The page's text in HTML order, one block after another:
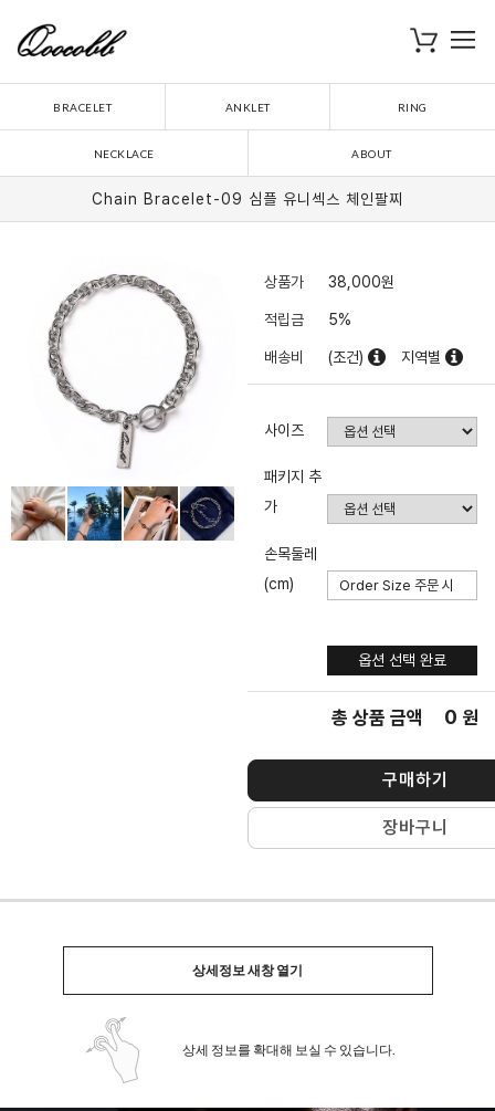
장바구니
BRACELET ANKLET RING
NECKLACE ABOUT
Chain Bracelet-09 심플 유니섹스 체인팔찌
상품가 38,000원
적립금 5%
배송비 (조건) 지역별
사이즈
패키지 추
가
손목둘레
(cm)
옵션 선택 완료
총 상품 금액 0 원
구매하기
장바구니
상세정보 새창 열기
상세 정보를 확대해 보실 수 있습니다.